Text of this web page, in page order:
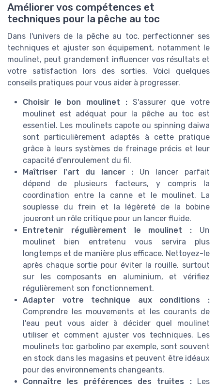
Améliorer vos compétences et
techniques pour la pêche au toc
Dans l'univers de la pêche au toc, perfectionner ses
techniques et ajuster son équipement, notamment le
moulinet, peut grandement influencer vos résultats et
votre satisfaction lors des sorties. Voici quelques
conseils pratiques pour vous aider à progresser.
Choisir le bon moulinet :S'assurer que votre
moulinet est adéquat pour la pêche au toc est
essentiel. Les moulinets capote ou spinning daiwa
sont particulièrement adaptés à cette pratique
grâce à leurs systèmes de freinage précis et leur
capacité d'enroulement du fil.
Maîtriser l'art du lancer : Un lancer parfait
dépend de plusieurs facteurs, y compris la
coordination entre la canne et le moulinet. La
souplesse du frein et la légèreté de la bobine
joueront un rôle critique pour un lancer fluide.
Entretenir régulièrement le moulinet : Un
moulinet bien entretenu vous servira plus
longtemps et de manière plus efficace. Nettoyez-le
après chaque sortie pour éviter la rouille, surtout
sur les composants en aluminium, et vérifiez
régulièrement son fonctionnement.
Adapter votre technique aux conditions :
Comprendre les mouvements et les courants de
l'eau peut vous aider à décider quel moulinet
utiliser et comment ajuster vos techniques. Les
moulinets toc garbolino par exemple, sont souvent
en stock dans les magasins et peuvent être idéaux
pour des environnements changeants.
Connaître les préférences des truites :Les